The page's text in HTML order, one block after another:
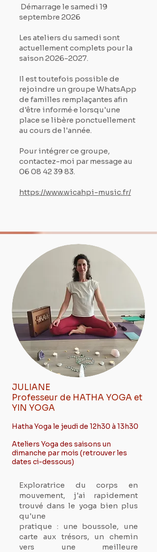
Démarrage le samedi 19
septembre 2026
Les ateliers du samedi sont
actuellement complets pour la
saison 2026-2027.
Il est toutefois possible de
rejoindre un groupe WhatsApp
de familles remplaçantes afin
d'être informé·e lorsqu'une
place se libère ponctuellement
au cours de l'année.
Pour intégrer ce groupe,
contactez-moi par message au
06 08 42 39 83.
https://www.wicahpi-music.fr/
JULIANE
Professeur de HATHA YOGA et
YIN YOGA
Hatha Yoga le jeudi de 12h30 à 13h30
Ateliers Yoga des saisons un
dimanche par mois (retrouver les
dates ci-dessous)
Exploratrice du corps en
mouvement, j'ai rapidement
trouvé dans le yoga bien plus
qu'une
pratique : une boussole, une
carte aux trésors, un chemin
vers une meilleure